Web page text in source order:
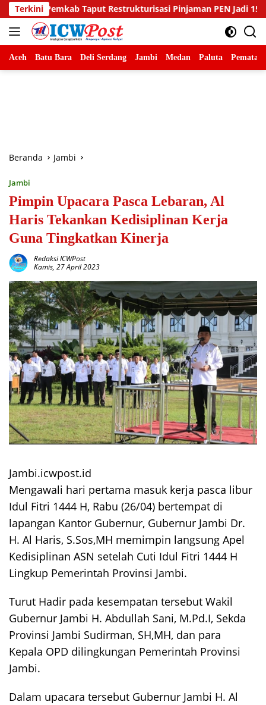
Langsung
ke
konten
Terkini Pinjaman PEN Jadi 15 Tahun‎‎ Sambut
Aceh Batu Bara Deli Serdang Jambi Medan Paluta
Beranda Jambi
Jambi
Pimpin Upacara Pasca Lebaran, Al
Haris Tekankan Kedisiplinan Kerja
Guna Tingkatkan Kinerja
Redaksi ICWPost
Kamis, 27 April 2023
Jambi.icwpost.id
Mengawali hari pertama masuk kerja pasca libur
Idul Fitri 1444 H, Rabu (26/04) bertempat di
lapangan Kantor Gubernur, Gubernur Jambi Dr.
H. Al Haris, S.Sos,MH memimpin langsung Apel
Kedisiplinan ASN setelah Cuti Idul Fitri 1444 H
Lingkup Pemerintah Provinsi Jambi.
Turut Hadir pada kesempatan tersebut Wakil
Gubernur Jambi H. Abdullah Sani, M.Pd.I, Sekda
Provinsi Jambi Sudirman, SH,MH, dan para
Kepala OPD dilingkungan Pemerintah Provinsi
Jambi.
Dalam upacara tersebut Gubernur Jambi H. Al